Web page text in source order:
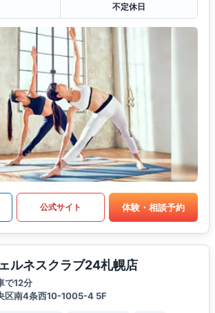
不定休日
公式サイト 体験・相談予約
ルネスクラブ24札幌店
で12分
区南4条西10-1005-4 5F